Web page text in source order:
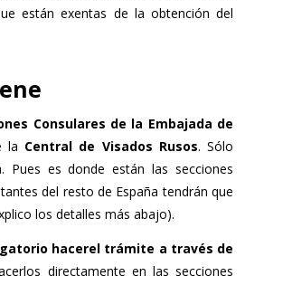
están exentas de la obtención del
Consulares de la Embajada de
la Central de Visados Rusos. Sólo
Pues es donde están las secciones
del resto de España tendrán que
los detalles más abajo).
hacerel trámite a través de
directamente en las secciones